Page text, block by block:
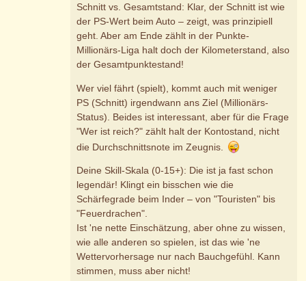
Schnitt vs. Gesamtstand: Klar, der Schnitt ist wie
der PS-Wert beim Auto – zeigt, was prinzipiell
geht. Aber am Ende zählt in der Punkte-
Millionärs-Liga halt doch der Kilometerstand, also
der Gesamtpunktestand!
Wer viel fährt (spielt), kommt auch mit weniger
PS (Schnitt) irgendwann ans Ziel (Millionärs-
Status). Beides ist interessant, aber für die Frage
"Wer ist reich?" zählt halt der Kontostand, nicht
die Durchschnittsnote im Zeugnis.
Deine Skill-Skala (0-15+): Die ist ja fast schon
legendär! Klingt ein bisschen wie die
Schärfegrade beim Inder – von "Touristen" bis
"Feuerdrachen".
Ist 'ne nette Einschätzung, aber ohne zu wissen,
wie alle anderen so spielen, ist das wie 'ne
Wettervorhersage nur nach Bauchgefühl. Kann
stimmen, muss aber nicht!